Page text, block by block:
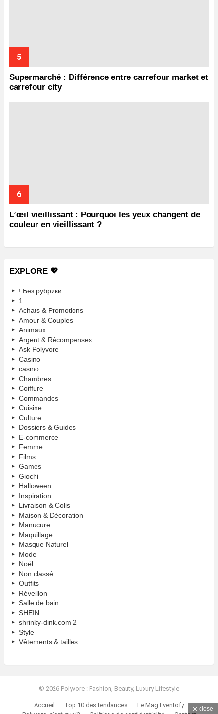
Supermarché : Différence entre carrefour market et
carrefour city
L’œil vieillissant : Pourquoi les yeux changent de
couleur en vieillissant ?
EXPLORE 💖
! Без рубрики
1
Achats & Promotions
Amour & Couples
Animaux
Argent & Récompenses
Ask Polyvore
Casino
casino
Chambres
Coiffure
Commandes
Cuisine
Culture
Dossiers & Guides
E-commerce
Femme
Films
Games
Giochi
Halloween
Inspiration
Livraison & Colis
Maison & Décoration
Manucure
Maquillage
Masque Naturel
Mode
Noël
Non classé
Outfits
Réveillon
Salle de bain
SHEIN
shrinky-dink.com 2
Style
Vêtements & tailles
© 2026 Polyvore : Fashion, Beauty, Luxury Lifestyle
Accueil Top 10 des tendances
Le Mag Eventofy
close